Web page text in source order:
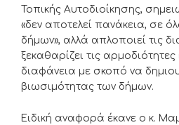
Τοπικής Αυτοδιοίκησης,
«δεν αποτελεί πανάκεια, σε
δήμων», αλλά απλοποιεί τις
ξεκαθαρίζει τις αρμοδιότητες
διαφάνεια με σκοπό να
βιωσιμότητας των δήμων.
Ειδική αναφορά έκανε ο κ.